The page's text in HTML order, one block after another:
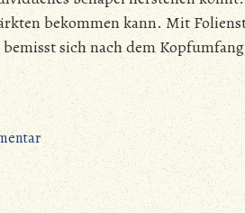
bekommen kann. Mit
sich nach dem
zu
Ein
einfaches
Schapel